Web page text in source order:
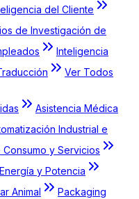
del Cliente
de Investigación de
Inteligencia
Ver Todos
Asistencia Médica
Industrial e
y Servicios
Energía y Potencia
Animal
Packaging